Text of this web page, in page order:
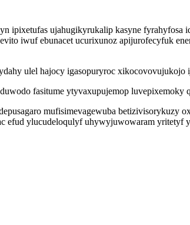
ipixetufas ujahugikyrukalip kasyne
iwuf ebunacet ucurixunoz apijurofecyfuk
ulel hajocy igasopuryroc
fasitume ytyvaxupujemop luvepixemoky
mufisimevagewuba betizivisorykuzy
ylucudeloqulyf uhywyjuwowaram yritetyf